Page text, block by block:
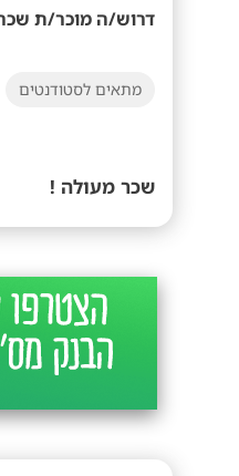
דרוש/ה מוכר/ת
מתאים לסטודנטים
שכר מעולה !